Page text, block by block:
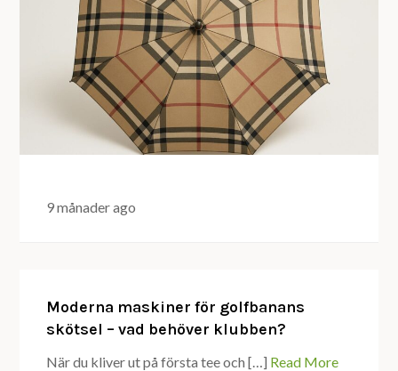
9 månader ago
Moderna maskiner för golfbanans
skötsel – vad behöver klubben?
När du kliver ut på första tee och […] Read More